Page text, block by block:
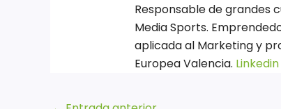
Responsable de grandes
Media Sports.
aplicada al Marketing y
Europea Valencia. Linkedin